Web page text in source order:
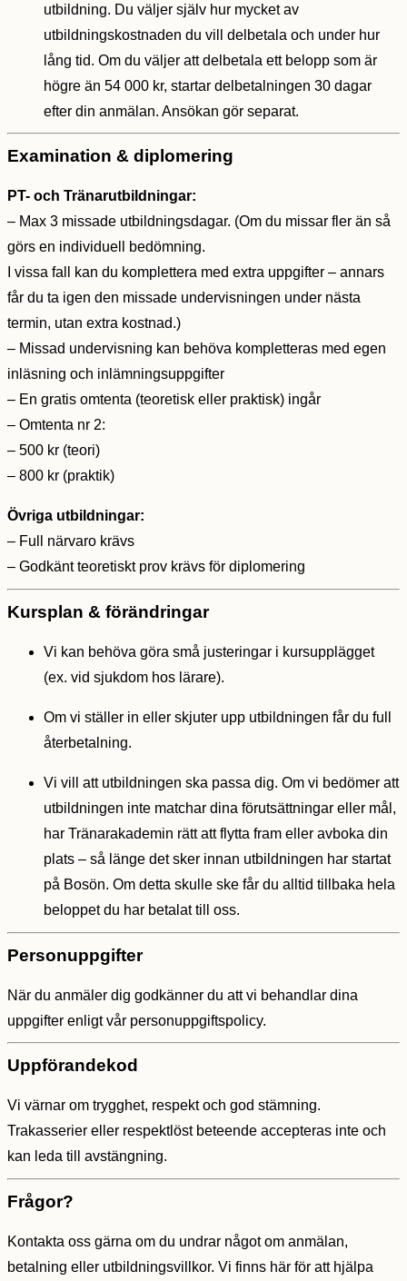
utbildning. Du väljer själv hur mycket av
utbildningskostnaden du vill delbetala och under hur
lång tid. Om du väljer att delbetala ett belopp som är
högre än 54 000 kr, startar delbetalningen 30 dagar
efter din anmälan. Ansökan gör separat.
Examination & diplomering
PT- och Tränarutbildningar:
– Max 3 missade utbildningsdagar. (Om du missar fler än så
görs en individuell bedömning.
I vissa fall kan du komplettera med extra uppgifter – annars
får du ta igen den missade undervisningen under nästa
termin, utan extra kostnad.)
– Missad undervisning kan behöva kompletteras med egen
inläsning och inlämningsuppgifter
– En gratis omtenta (teoretisk eller praktisk) ingår
– Omtenta nr 2:
– 500 kr (teori)
– 800 kr (praktik)
Övriga utbildningar:
– Full närvaro krävs
– Godkänt teoretiskt prov krävs för diplomering
Kursplan & förändringar
Vi kan behöva göra små justeringar i kursupplägget
(ex. vid sjukdom hos lärare).
Om vi ställer in eller skjuter upp utbildningen får du full
återbetalning.
Vi vill att utbildningen ska passa dig. Om vi bedömer att
utbildningen inte matchar dina förutsättningar eller mål,
har Tränarakademin rätt att flytta fram eller avboka din
plats – så länge det sker innan utbildningen har startat
på Bosön. Om detta skulle ske får du alltid tillbaka hela
beloppet du har betalat till oss.
Personuppgifter
När du anmäler dig godkänner du att vi behandlar dina
uppgifter enligt vår personuppgiftspolicy.
Uppförandekod
Vi värnar om trygghet, respekt och god stämning.
Trakasserier eller respektlöst beteende accepteras inte och
kan leda till avstängning.
Frågor?
Kontakta oss gärna om du undrar något om anmälan,
betalning eller utbildningsvillkor. Vi finns här för att hjälpa